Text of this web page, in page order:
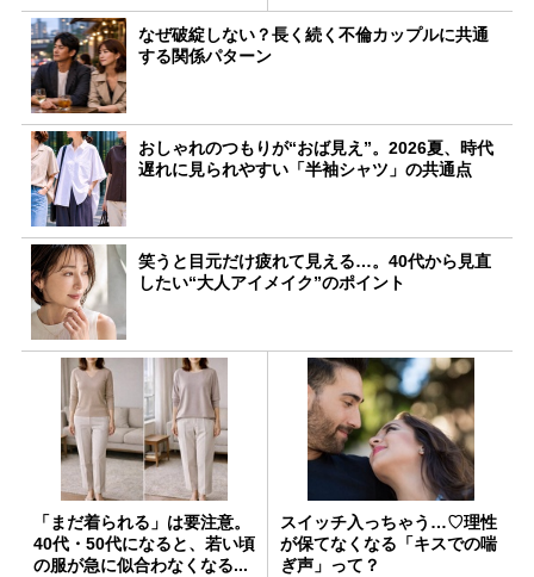
なぜ破綻しない？長く続く不倫カップルに共通
する関係パターン
おしゃれのつもりが“おば見え”。2026夏、時代
遅れに見られやすい「半袖シャツ」の共通点
笑うと目元だけ疲れて見える…。40代から見直
したい“大人アイメイク”のポイント
「まだ着られる」は要注意。
40代・50代になると、若い頃
の服が急に似合わなくなる...
スイッチ入っちゃう…♡理性
が保てなくなる「キスでの喘
ぎ声」って？